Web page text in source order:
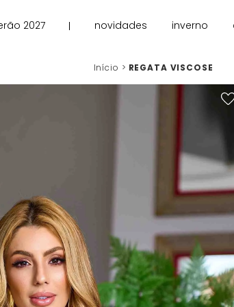
2027 novidades inverno
Início REGATA VISCOSE